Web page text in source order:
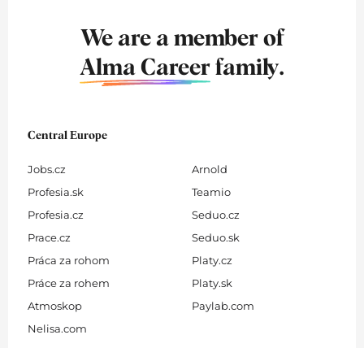
We are a member of
Alma Career family.
Central Europe
Jobs.cz
Profesia.sk
Profesia.cz
Prace.cz
Práca za rohom
Práce za rohem
Atmoskop
Nelisa.com
Arnold
Teamio
Seduo.cz
Seduo.sk
Platy.cz
Platy.sk
Paylab.com